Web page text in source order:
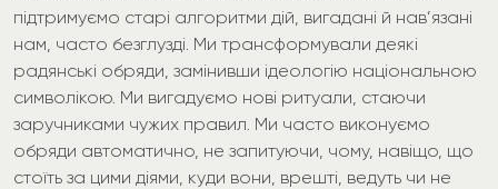
підтримуємо старі алгоритми дій, вигадані й нав’язані
нам, часто безглузді. Ми трансформували деякі
радянські обряди, замінивши ідеологію національною
символікою. Ми вигадуємо нові ритуали, стаючи
заручниками чужих правил. Ми часто виконуємо
обряди автоматично, не запитуючи, чому, навіщо, що
стоїть за цими діями, куди вони, врешті, ведуть чи не